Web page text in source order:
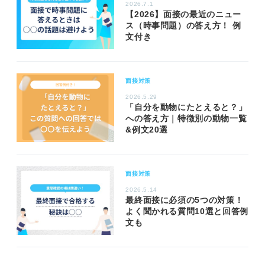
2026.7.1
【2026】面接の最近のニュー
ス（時事問題）の答え方！ 例
文付き
面接対策
2026.5.29
「自分を動物にたとえると？」
への答え方｜特徴別の動物一覧
&例文20選
面接対策
2026.5.14
最終面接に必須の5つの対策！
よく聞かれる質問10選と回答例
文も